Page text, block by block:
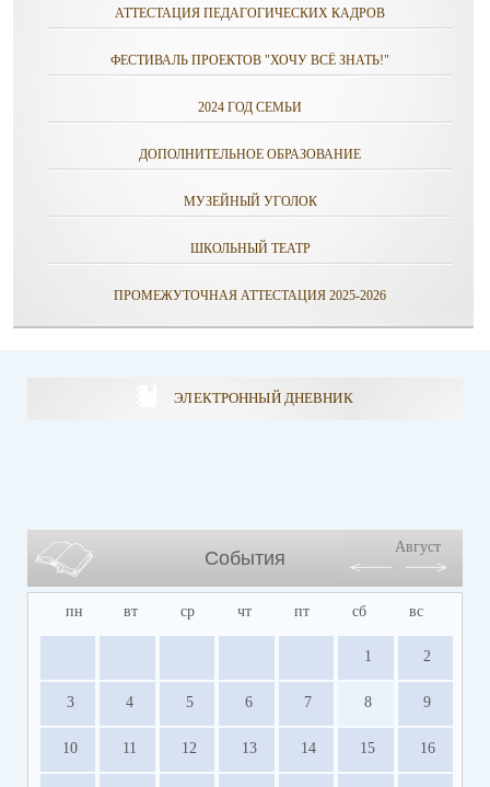
АТТЕСТАЦИЯ ПЕДАГОГИЧЕСКИХ КАДРОВ
ФЕСТИВАЛЬ ПРОЕКТОВ "ХОЧУ ВСЁ ЗНАТЬ!"
2024 ГОД СЕМЬИ
ДОПОЛНИТЕЛЬНОЕ ОБРАЗОВАНИЕ
МУЗЕЙНЫЙ УГОЛОК
ШКОЛЬНЫЙ ТЕАТР
ПРОМЕЖУТОЧНАЯ АТТЕСТАЦИЯ 2025-2026
ЭЛЕКТРОННЫЙ ДНЕВНИК
События
Август
пн вт ср чт пт сб вс
1 2
3 4 5 6 7 8 9
10 11 12 13 14 15 16